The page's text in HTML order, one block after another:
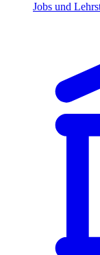
Jobs und